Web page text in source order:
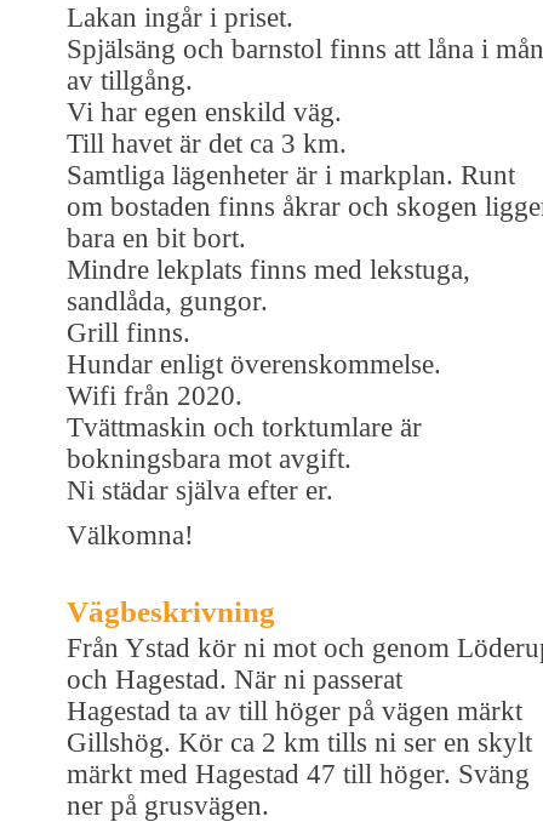
Lakan ingår i priset.
Spjälsäng och barnstol finns att låna i mån
av tillgång.
Vi har egen enskild väg.
Till havet är det ca 3 km.
Samtliga lägenheter är i markplan. Runt
om bostaden finns åkrar och skogen
bara en bit bort.
Mindre lekplats finns med lekstuga,
sandlåda, gungor.
Grill finns.
Hundar enligt överenskommelse.
Wifi från 2020.
Tvättmaskin och torktumlare är
bokningsbara mot avgift.
Ni städar själva efter er.
Välkomna!
Vägbeskrivning
Från Ystad kör ni mot och genom
och Hagestad. När ni passerat
Hagestad ta av till höger på vägen märkt
Gillshög. Kör ca 2 km tills ni ser en skylt
märkt med Hagestad 47 till höger. Sväng
ner på grusvägen.